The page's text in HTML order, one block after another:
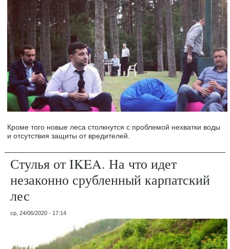
Кроме того новые леса столкнутся с проблемой нехватки воды
и отсутствия защиты от вредителей.
Стулья от IKEA. На что идет
незаконно срубленный карпатский
лес
ср, 24/06/2020 - 17:14